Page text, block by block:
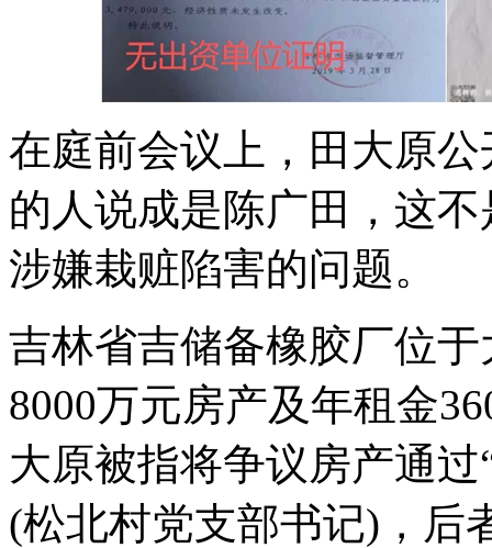
在庭前会议上，田大原
的人说成是陈广田，这
涉嫌栽赃陷害的问题。
吉林省吉储备橡胶厂位
8000万元房产及年租金
大原被指将争议房产通过
(松北村党支部书记)，后